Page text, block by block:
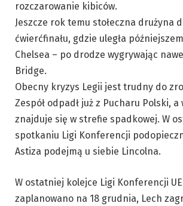
rozczarowanie kibiców.
Jeszcze rok temu stołeczna drużyna
ćwierćfinału, gdzie uległa
Chelsea – po drodze wygrywając
Bridge.
Obecny kryzys Legii jest trudny do
Zespół odpadł już z Pucharu Polski,
znajduje się w strefie spadkowej. W
spotkaniu Ligi Konferencji
Astiza podejmą u siebie Lincolna.
W ostatniej kolejce Ligi Konferencji
zaplanowano na 18 grudnia, Lech